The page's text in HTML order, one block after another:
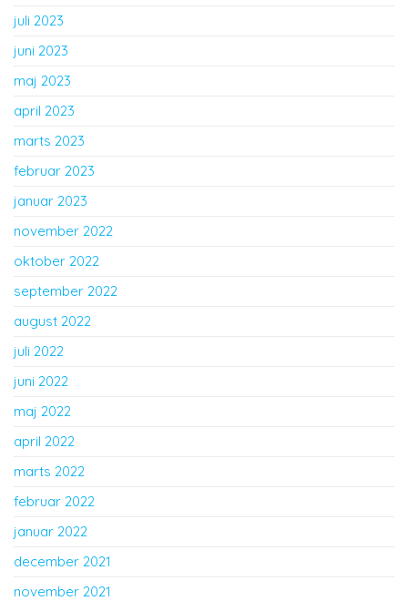
juli 2023
juni 2023
maj 2023
april 2023
marts 2023
februar 2023
januar 2023
november 2022
oktober 2022
september 2022
august 2022
juli 2022
juni 2022
maj 2022
april 2022
marts 2022
februar 2022
januar 2022
december 2021
november 2021